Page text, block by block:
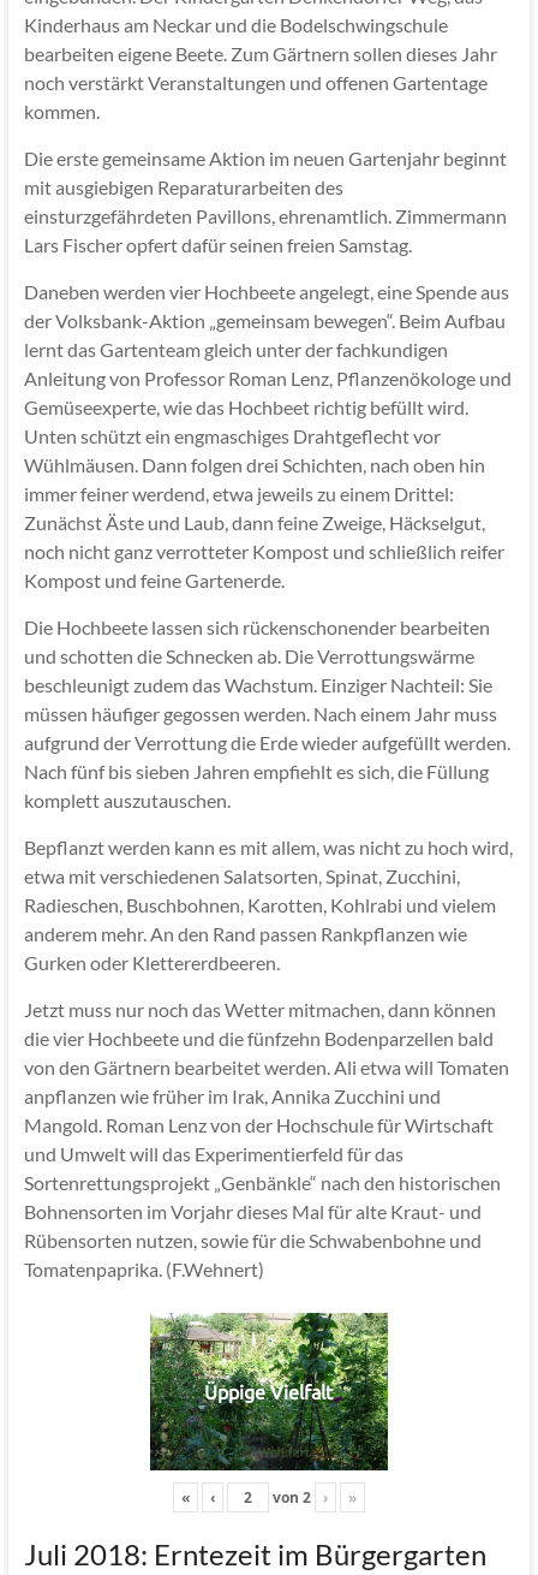
Kinderhaus am Neckar und die Bodelschwingschule
bearbeiten eigene Beete. Zum Gärtnern sollen dieses Jahr
noch verstärkt Veranstaltungen und offenen Gartentage
kommen.
Die erste gemeinsame Aktion im neuen Gartenjahr beginnt
mit ausgiebigen Reparaturarbeiten des
einsturzgefährdeten Pavillons, ehrenamtlich. Zimmermann
Lars Fischer opfert dafür seinen freien Samstag.
Daneben werden vier Hochbeete angelegt, eine Spende aus
der Volksbank-Aktion „gemeinsam bewegen“. Beim Aufbau
lernt das Gartenteam gleich unter der fachkundigen
Anleitung von Professor Roman Lenz, Pflanzenökologe und
Gemüseexperte, wie das Hochbeet richtig befüllt wird.
Unten schützt ein engmaschiges Drahtgeflecht vor
Wühlmäusen. Dann folgen drei Schichten, nach oben hin
immer feiner werdend, etwa jeweils zu einem Drittel:
Zunächst Äste und Laub, dann feine Zweige, Häckselgut,
noch nicht ganz verrotteter Kompost und schließlich reifer
Kompost und feine Gartenerde.
Die Hochbeete lassen sich rückenschonender bearbeiten
und schotten die Schnecken ab. Die Verrottungswärme
beschleunigt zudem das Wachstum. Einziger Nachteil: Sie
müssen häufiger gegossen werden. Nach einem Jahr muss
aufgrund der Verrottung die Erde wieder aufgefüllt werden.
Nach fünf bis sieben Jahren empfiehlt es sich, die Füllung
komplett auszutauschen.
Bepflanzt werden kann es mit allem, was nicht zu hoch wird,
etwa mit verschiedenen Salatsorten, Spinat, Zucchini,
Radieschen, Buschbohnen, Karotten, Kohlrabi und vielem
anderem mehr. An den Rand passen Rankpflanzen wie
Gurken oder Klettererdbeeren.
Jetzt muss nur noch das Wetter mitmachen, dann können
die vier Hochbeete und die fünfzehn Bodenparzellen bald
von den Gärtnern bearbeitet werden. Ali etwa will Tomaten
anpflanzen wie früher im Irak, Annika Zucchini und
Mangold. Roman Lenz von der Hochschule für Wirtschaft
und Umwelt will das Experimentierfeld für das
Sortenrettungsprojekt „Genbänkle“ nach den historischen
Bohnensorten im Vorjahr dieses Mal für alte Kraut- und
Rübensorten nutzen, sowie für die Schwabenbohne und
Tomatenpaprika. (F.Wehnert)
Üppige Vielfalt
« ‹ von 2 › »
Juli 2018: Erntezeit im Bürgergarten